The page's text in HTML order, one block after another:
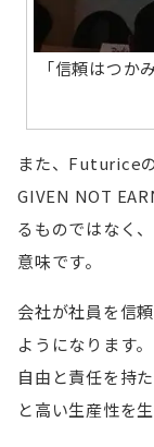
「信頼はつ
また、Futurice
GIVEN NOT
るものではなく
意味です。
会社が社員を信
ようになります
自由と責任を持
と高い生産性を